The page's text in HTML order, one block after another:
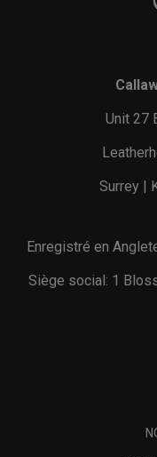
Unit 27
Surrey |
Enregistré en
Siège social: 1